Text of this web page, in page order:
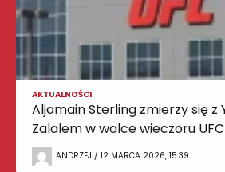
AKTUALNOŚCI
Aljamain Sterling zmierzy się z
Zalalem w walce wieczoru UFC
ANDRZEJ / 12 MARCA 2026, 15:39